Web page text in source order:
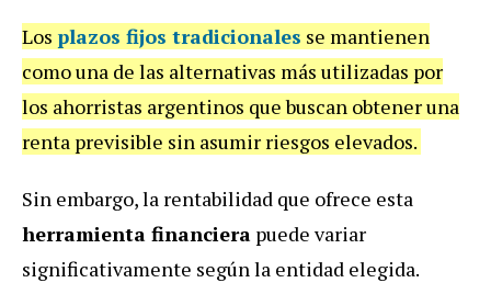
Los plazos fijos tradicionales se mantienen
como una de las alternativas más utilizadas por
los ahorristas argentinos que buscan obtener una
renta previsible sin asumir riesgos elevados.
Sin embargo, la rentabilidad que ofrece esta
herramienta financiera puede variar
significativamente según la entidad elegida.